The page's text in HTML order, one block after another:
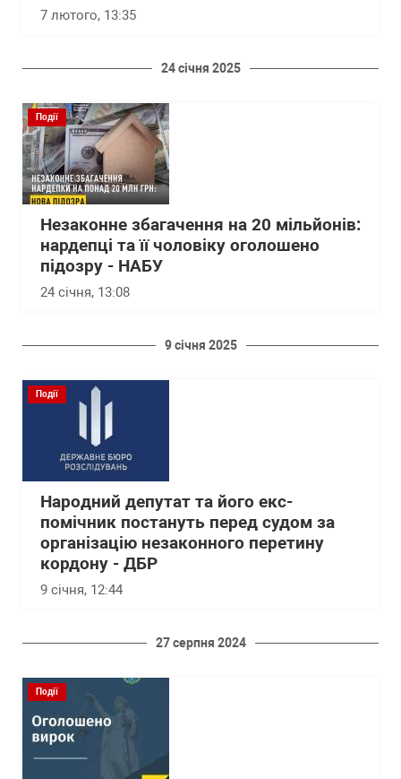
7 лютого, 13:35
24 січня 2025
Події
Незаконне збагачення на 20 мільйонів:
нардепці та її чоловіку оголошено
підозру - НАБУ
24 січня, 13:08
9 січня 2025
Події
Народний депутат та його екс-
помічник постануть перед судом за
організацію незаконного перетину
кордону - ДБР
9 січня, 12:44
27 серпня 2024
Події